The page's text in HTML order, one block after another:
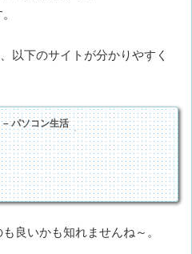
以下のサイトが分かりやすく
– パソコン生活
良いかも知れませんね～。